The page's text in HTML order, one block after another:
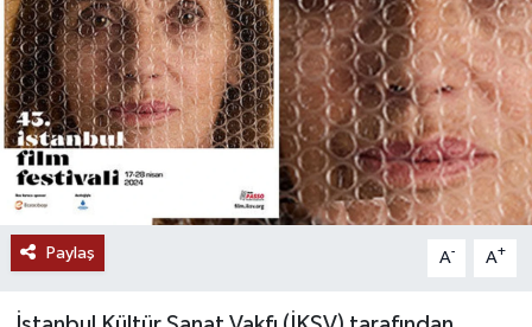
Paylaş A- A+
Son Dakika Haberleri
Haber Arşivi